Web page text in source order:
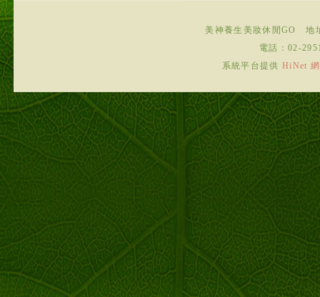
美神養生美妝休閒GO
地
電話： 02-
系統平台提供HiNet